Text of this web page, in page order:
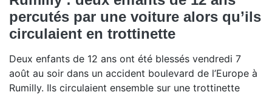
percutés par une voiture alors qu’ils
circulaient en trottinette
Deux enfants de 12 ans ont été blessés vendredi 7
août au soir dans un accident boulevard de l’Europe à
Rumilly. Ils circulaient ensemble sur une trottinette